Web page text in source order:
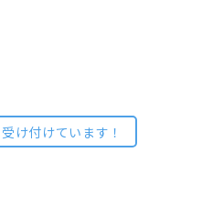
け付けています！